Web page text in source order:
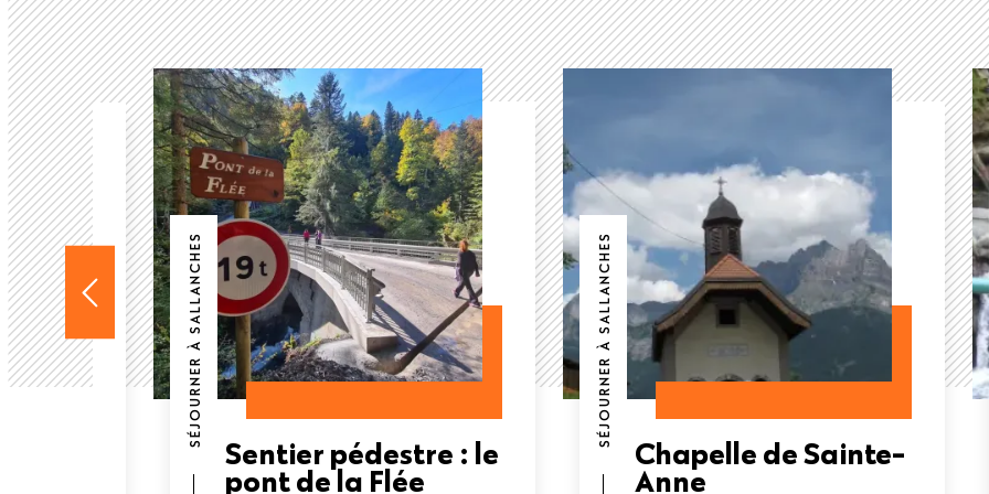
SÉJOURNER À SALLANCHES
Sentier pédestre : le
pont de la Flée
SÉJOURNER À SALLANCHES
Chapelle de Sainte-
Anne